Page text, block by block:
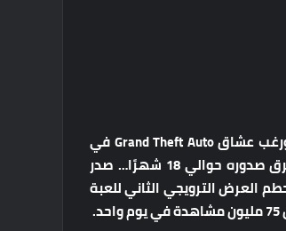
حقق العرض الترويجي الأول للعبة أكثر من ربع مليار مشاهدة منذ إطلاقه. ورغب عشاق Grand Theft Auto في
المزيد، مما أثار تكهنات واسعة النطاق حول إصدار عرض ترويجي ثانٍ. استغرق صدوره حوالي 18 شهرًا… صدر
أقل بكثير، حطم العرض الترويجي الثاني للعبة